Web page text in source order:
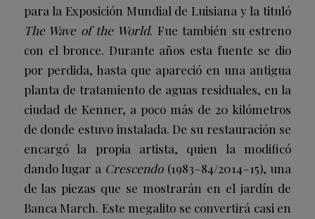
para la Exposición Mundial de Luisiana y la tituló
The Wave of the World. Fue también su estreno
con el bronce. Durante años esta fuente se dio
por perdida, hasta que apareció en una antigua
planta de tratamiento de aguas residuales, en la
ciudad de Kenner, a poco más de 20 kilómetros
de donde estuvo instalada. De su restauración se
encargó la propia artista, quien la modificó
dando lugar a Crescendo(1983–84/2014–15), una
de las piezas que se mostrarán en el jardín de
Banca March. Este megalito se convertirá casi en